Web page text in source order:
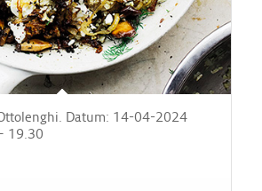
Datum: 14-04-2024
19.30